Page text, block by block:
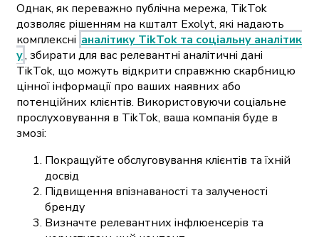
Однак, як переважно публічна мережа, TikTok
дозволяє рішенням на кшталт Exolyt, які надають
комплексні аналітику TikTok та соціальну аналітик
у, збирати для вас релевантні аналітичні дані
TikTok, що можуть відкрити справжню скарбницю
цінної інформації про ваших наявних або
потенційних клієнтів. Використовуючи соціальне
прослуховування в TikTok, ваша компанія буде в
змозі:
Покращуйте обслуговування клієнтів та їхній
досвід
Підвищення впізнаваності та залученості
бренду
Визначте релевантних інфлюенсерів та